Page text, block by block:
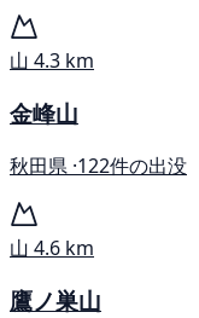
山 4.3 km
金峰山
秋田県 ·122件の出没
山 4.6 km
鷹ノ巣山